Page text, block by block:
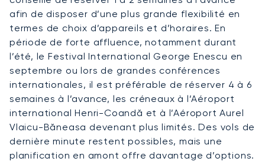
afin de disposer d’une plus grande flexibilité en
termes de choix d’appareils et d’horaires. En
période de forte affluence, notamment durant
l’été, le Festival International George Enescu en
septembre ou lors de grandes conférences
internationales, il est préférable de réserver 4 à 6
semaines à l’avance, les créneaux à l’Aéroport
international Henri-Coandă et à l’Aéroport Aurel
Vlaicu-Băneasa devenant plus limités. Des vols de
dernière minute restent possibles, mais une
planification en amont offre davantage d’options.